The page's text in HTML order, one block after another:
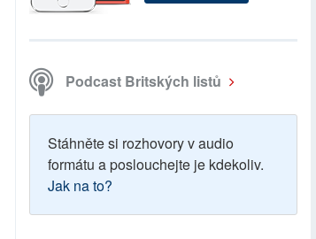
Podcast Britských listů
Stáhněte si rozhovory v audio
formátu a poslouchejte je kdekoliv.
Jak na to?